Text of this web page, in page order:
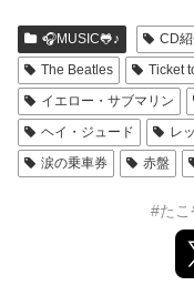
🎧MUSIC🐸♪ CD
The Beatles
Ticket
イエロー・サブマリン
ヘイ・ジュード
レ
涙の乗車券
赤盤
#たこ